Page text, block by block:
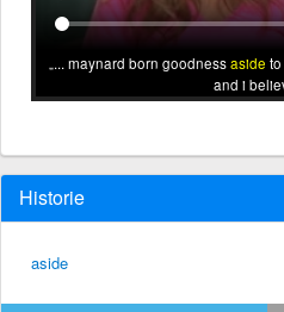
... maynard born goodnessaside
and i
Historie
aside